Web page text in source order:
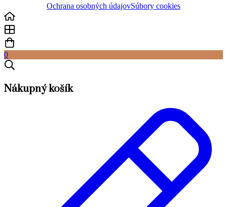
Ochrana osobných údajovSúbory cookies
0
Nákupný košík